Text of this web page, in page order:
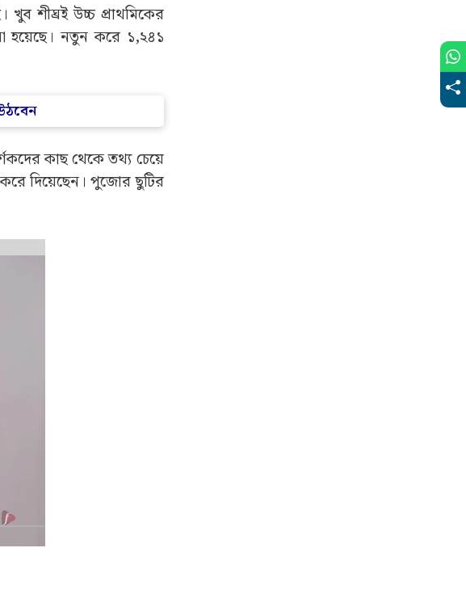
শীঘ্রই উচ্চ প্রাথমিকের
হয়েছে। নতুন করে ১,২৪১
কাছ থেকে তথ্য চেয়ে
দিয়েছেন। পুজোর ছুটির